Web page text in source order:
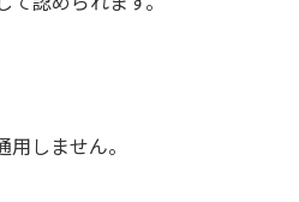
しません。